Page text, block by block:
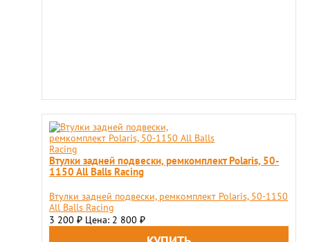
Втулки задней подвески, ремкомплект Polaris, 50-
1150 All Balls Racing
Втулки задней подвески, ремкомплект Polaris, 50-1150
All Balls Racing
3 200 ₽ Цена: 2 800 ₽